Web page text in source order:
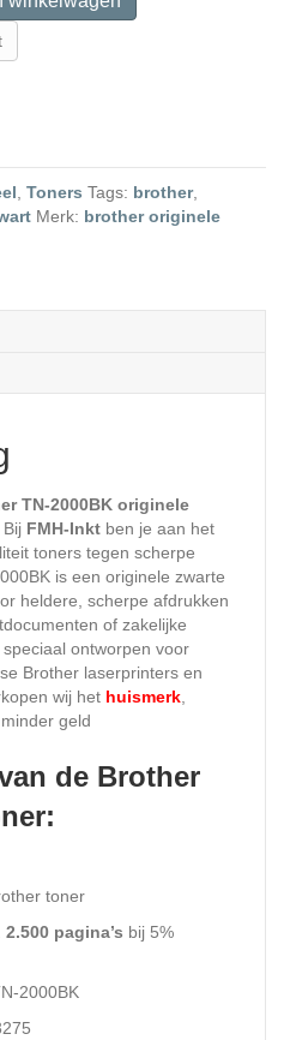
, Toners Tags: brother,
Merk: brother originele
TN-2000BK originele
FMH-Inkt ben je aan het
toners tegen scherpe
is een originele zwarte
heldere, scherpe afdrukken
of zakelijke
ontworpen voor
Brother laserprinters en
wij het huismerk,
geld
de Brother
toner
2.500 pagina’s bij 5%
2000BK